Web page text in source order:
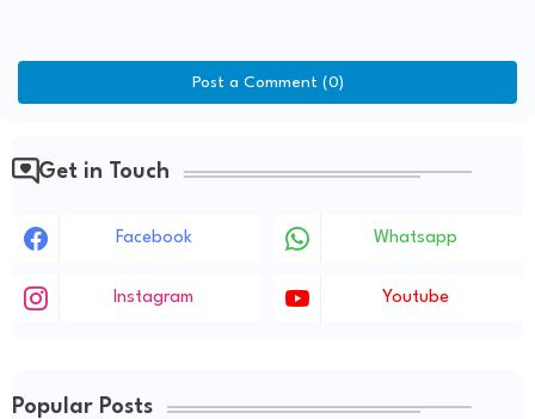
Post a Comment (0)
Get in Touch
Facebook Whatsapp
Instagram Youtube
Popular Posts